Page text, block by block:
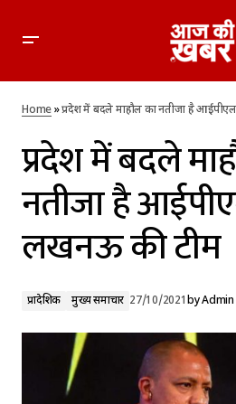
प्रदेश में बदले माहौल का नतीजा है
Home»प्रदेश में बदले माहौल का नतीजा है
प्रदेश में बदले
नतीजा है
लखनऊ की टीम
प्रादेशिक मुख्य समाचार 27/10/2021byAdmin